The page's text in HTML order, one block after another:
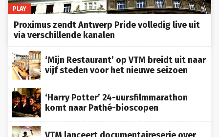
PLAY
Proximus zendt Antwerp Pride volledig live uit
via verschillende kanalen
‘Mijn Restaurant’ op VTM breidt uit naar
vijf steden voor het nieuwe seizoen
‘Harry Potter’ 24-uursfilmmarathon
komt naar Pathé-bioscopen